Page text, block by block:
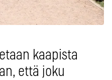
kaapista
että joku